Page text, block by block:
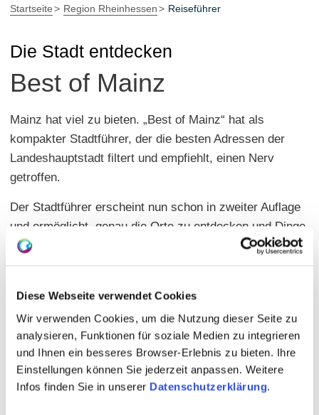
Diese Webseite verwendet Cookies
Wir verwenden Cookies, um die Nutzung dieser Seite zu
analysieren, Funktionen für soziale Medien zu integrieren
und Ihnen ein besseres Browser-Erlebnis zu bieten. Ihre
Einstellungen können Sie jederzeit anpassen. Weitere
Infos finden Sie in unserer Datenschutzerklärung.
Startseite Region Rheinhessen Reiseführer
Die Stadt entdecken
Best of Mainz
Mainz hat viel zu bieten. „Best of Mainz“ hat als
kompakter Stadtführer, der die besten Adressen der
Landeshauptstadt filtert und empfiehlt, einen Nerv
getroffen.
Der Stadtführer erscheint nun schon in zweiter Auflage
und ermöglicht, genau die Orte zu entdecken und Dinge
zu erleben, die das spezielle Flair der Stadt ausmachen!
Genuss, Ausgehen, Einkaufen, Kultur und Freizeit
zusammen und bietet darüber hinaus auch noch jede
Menge Wissenswertes. Hier finden Sie angesagte
Highlights und verschwiegene Geheimtipps. Nicht alles
und jedes, sondern nur das wirklich Authentische und
Besondere. Eben all das, was Mainz (er-)lebenswert